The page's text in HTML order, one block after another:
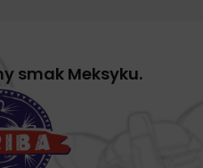
smak Meksyku.